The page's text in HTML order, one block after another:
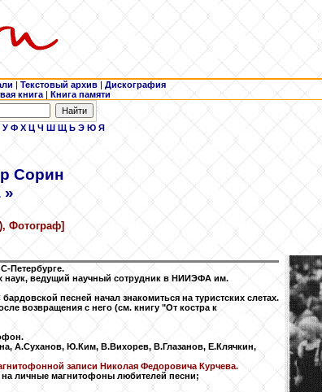
| Текстовый архив | Дискография
книга | Книга памяти
У Ф Х Ц Ч Ш Щ Ь Э Ю Я
Сорин
»
Фотограф]
Петербурге.
наук, ведущий научный сотрудник в НИИЭФА им.
песней начал знакомиться на туристских слетах.
возвращения с него (см. книгу "От костра к
А.Суханов, Ю.Ким, В.Вихорев, В.Глазанов, Е.Клячкин,
записи Николая Федоровича Курчева.
личные магнитофоны любителей песни;